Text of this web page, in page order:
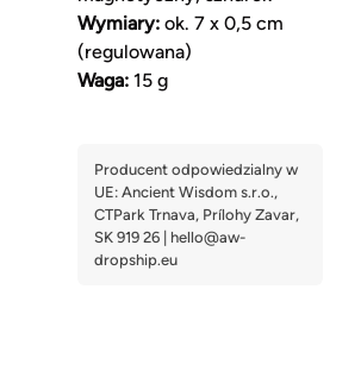
Wymiary:ok. 7 x 0,5 cm
(regulowana)
Waga:15 g